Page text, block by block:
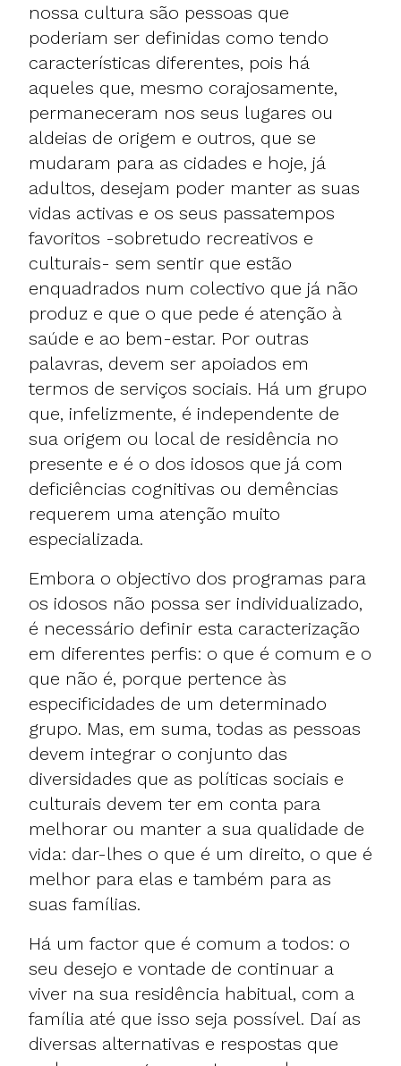
nossa cultura são pessoas que
poderiam ser definidas como tendo
características diferentes, pois há
aqueles que, mesmo corajosamente,
permaneceram nos seus lugares ou
aldeias de origem e outros, que se
mudaram para as cidades e hoje, já
adultos, desejam poder manter as suas
vidas activas e os seus passatempos
favoritos -sobretudo recreativos e
culturais- sem sentir que estão
enquadrados num colectivo que já não
produz e que o que pede é atenção à
saúde e ao bem-estar. Por outras
palavras, devem ser apoiados em
termos de serviços sociais. Há um grupo
que, infelizmente, é independente de
sua origem ou local de residência no
presente e é o dos idosos que já com
deficiências cognitivas ou demências
requerem uma atenção muito
especializada.
Embora o objectivo dos programas para
os idosos não possa ser individualizado,
é necessário definir esta caracterização
em diferentes perfis: o que é comum e o
que não é, porque pertence às
especificidades de um determinado
grupo. Mas, em suma, todas as pessoas
devem integrar o conjunto das
diversidades que as políticas sociais e
culturais devem ter em conta para
melhorar ou manter a sua qualidade de
vida: dar-lhes o que é um direito, o que é
melhor para elas e também para as
suas famílias.
Há um factor que é comum a todos: o
seu desejo e vontade de continuar a
viver na sua residência habitual, com a
família até que isso seja possível. Daí as
diversas alternativas e respostas que